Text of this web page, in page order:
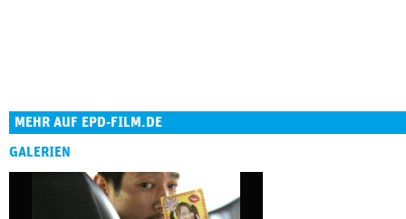
MEHR AUF EPD-FILM.DE
GALERIEN